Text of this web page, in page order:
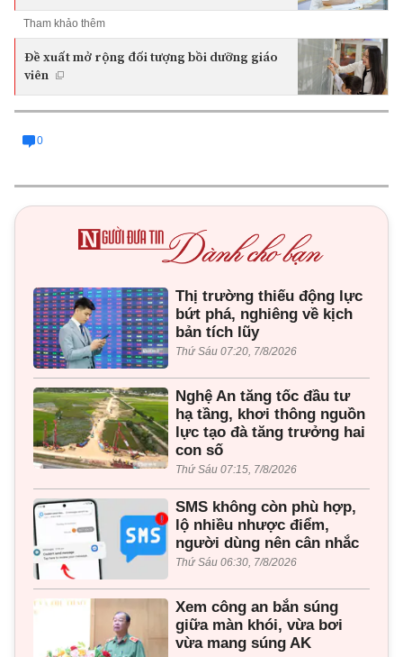
Tham khảo thêm
Đề xuất mở rộng đối tượng bồi dưỡng giáo
viên
0
Thị trường thiếu động lực
bứt phá, nghiêng về kịch
bản tích lũy
Thứ Sáu 07:20, 7/8/2026
Nghệ An tăng tốc đầu tư
hạ tầng, khơi thông nguồn
lực tạo đà tăng trưởng hai
con số
Thứ Sáu 07:15, 7/8/2026
SMS không còn phù hợp,
lộ nhiều nhược điểm,
người dùng nên cân nhắc
Thứ Sáu 06:30, 7/8/2026
Xem công an bắn súng
giữa màn khói, vừa bơi
vừa mang súng AK